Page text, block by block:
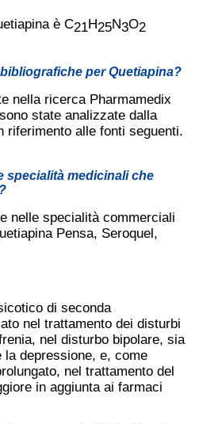
è C21H25N3O2
per Quetiapina?
nella ricerca Pharmamedix
state analizzate dalla
riferimento alle fonti seguenti.
specialità medicinali che
nelle specialità commerciali
Pensa, Seroquel,
di seconda
nel trattamento dei disturbi
nel disturbo bipolare, sia
depressione, e, come
nel trattamento del
in aggiunta ai farmaci